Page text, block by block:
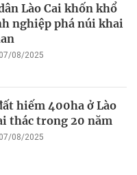
Lào Cai khốn khổ
nghiệp phá núi khai
08/2025
hiếm 400ha ở Lào
thác trong 20 năm
08/2025